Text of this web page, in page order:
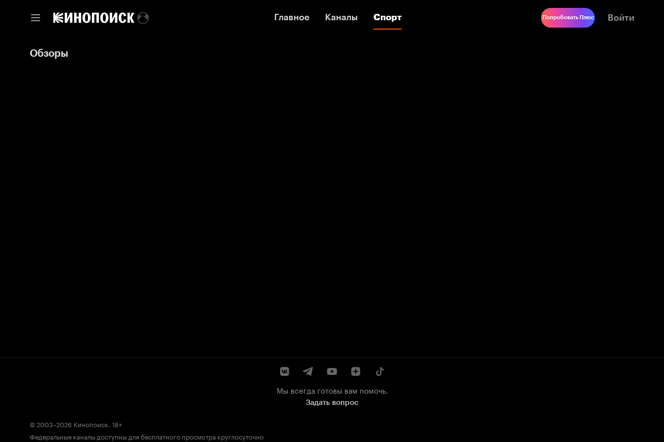
Главное Каналы Спорт
Главное Каналы Спорт Попробовать Плюс Войти
Обзоры
Мы всегда готовы вам помочь.
Задать вопрос
© 2003–2026 Кинопоиск. 18+
Федеральные каналы доступны для бесплатного просмотра круглосуточно